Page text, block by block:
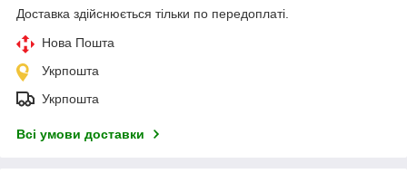
Доставка здійснюється тільки по передоплаті.
Нова Пошта
Укрпошта
Укрпошта
Всі умови доставки